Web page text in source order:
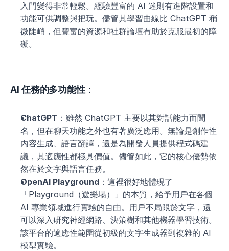
入門變得非常輕鬆。經驗豐富的 AI 迷則有進階設置和
功能可供調整與把玩。儘管其學習曲線比 ChatGPT 稍
微陡峭，但豐富的資源和社群論壇有助於克服最初的障
礙。
AI 任務的多功能性 ：
ChatGPT ：雖然 ChatGPT 主要以其對話能力而聞
名，但在聊天功能之外也有著廣泛應用。無論是創作性
內容生成、語言翻譯，還是為開發人員提供程式碼建
議，其適應性都極具價值。儘管如此，它的核心優勢依
然在於文字與語言任務。
OpenAI Playground ：這裡很好地體現了
「Playground（遊樂場）」的本質，給予用戶在各個
AI 專業領域進行實驗的自由。用戶不局限於文字，還
可以深入研究神經網路、決策樹和其他機器學習技術。
該平台的適應性範圍從初級的文字生成器到複雜的 AI
模型實驗。